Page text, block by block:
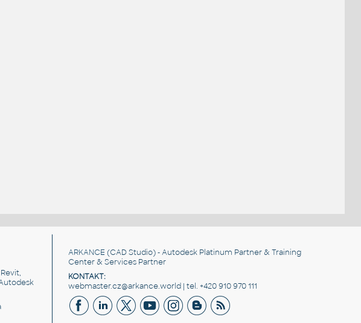
ARKANCE (CAD Studio) - Autodesk Platinum Partner & Training
Center & Services Partner
KONTAKT:
webmaster.cz@arkance.world | tel. +420 910 970 111